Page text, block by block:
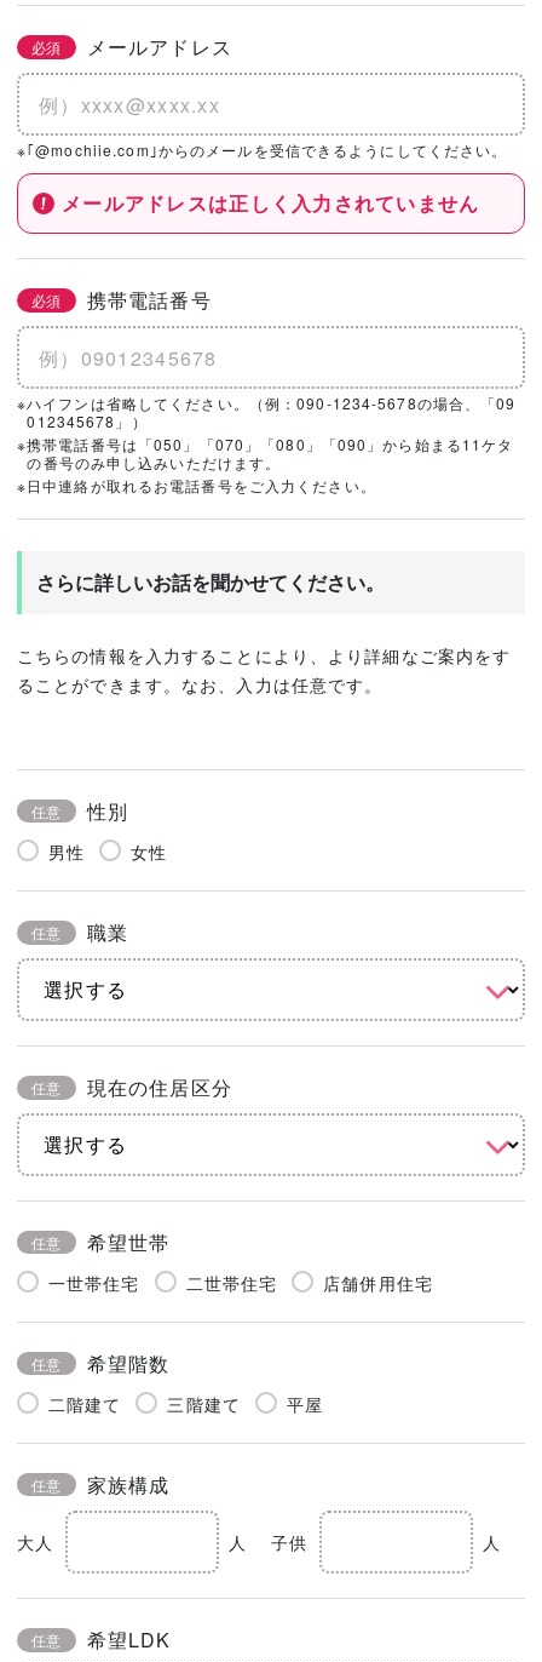
必須 メールアドレス
※｢@mochiie.com｣からのメールを受信できるようにしてください。
メールアドレスは正しく入力されていません
必須 携帯電話番号
※ハイフンは省略してください。（例：090-1234-5678の場合、「09
012345678」）
※携帯電話番号は「050」「070」「080」「090」から始まる11ケタ
の番号のみ申し込みいただけます。
※日中連絡が取れるお電話番号をご入力ください。
さらに詳しいお話を聞かせてください。
こちらの情報を入力することにより、より詳細なご案内をす
ることができます。なお、入力は任意です。
任意 性別
男性 女性
任意 職業
任意 現在の住居区分
任意 希望世帯
一世帯住宅 二世帯住宅 店舗併用住宅
任意 希望階数
二階建て 三階建て 平屋
任意 家族構成
大人 人 子供 人
任意 希望LDK